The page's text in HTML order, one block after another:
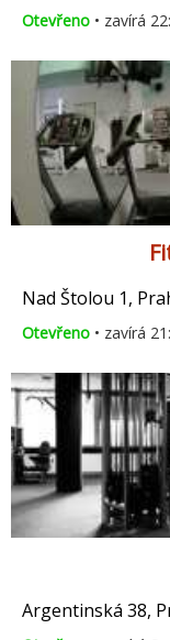
Otevřeno • zavírá
Nad Štolou 1,
Otevřeno • zavírá
Argentinská 38,